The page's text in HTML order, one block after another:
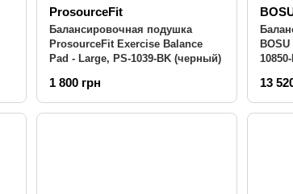
ProsourceFit
Балансировочная подушка
ProsourceFit Exercise Balance
Pad - Large, PS-1039-BK (черный)
1 800 грн 13